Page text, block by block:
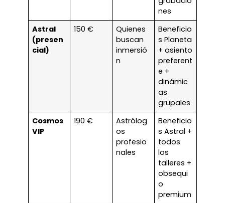
nes
Astral
(presen
cial)
150 €
Quienes
buscan
inmersió
n
Beneficio
s Planeta
+ asiento
preferent
e +
dinámic
as
grupales
Cosmos
VIP
190 €
Astrólog
os
profesio
nales
Beneficio
s Astral +
todos
los
talleres +
obsequi
o
premium